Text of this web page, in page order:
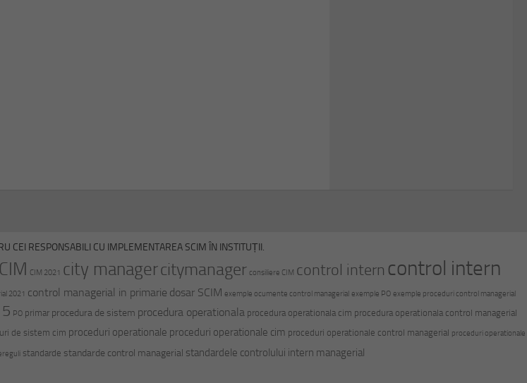
CEI RESPONSABILI CU IMPLEMENTAREA SCIM ÎN INSTITUȚII.
CIM CIM 2021 city managercitymanager consiliere CIM control intern control intern
2021 control managerial in primarie dosar SCIM exemple ocumente control managerial exemple PO exemple proceduri control managerial
PO primar procedura de sistem procedura operationala procedura operationala cim procedura operationala control managerial
de sistem cim proceduri operationale proceduri operationale cim proceduri operationale control managerial proceduri operationale
standarde standarde control managerial standardele controlului intern managerial